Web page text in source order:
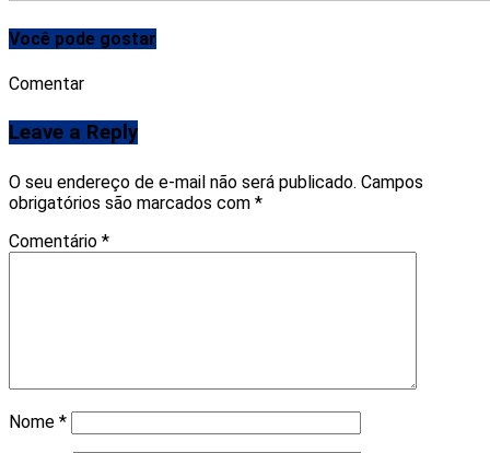
Você pode gostar
Comentar
Leave a Reply
O seu endereço de e-mail não será publicado. Campos
obrigatórios são marcados com *
Comentário *
Nome *